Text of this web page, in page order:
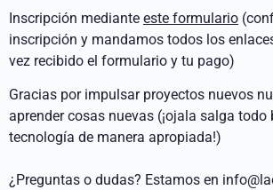
Inscripción mediante este formulario
inscripción y mandamos todos los
vez recibido el formulario y tu pago)
Gracias por impulsar proyectos nuevos
aprender cosas nuevas (¡ojala salga todo
tecnología de manera apropiada!)
¿Preguntas o dudas? Estamos en